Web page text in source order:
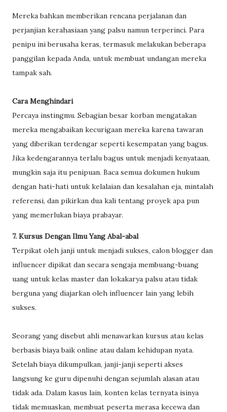
Mereka bahkan memberikan rencana perjalanan dan
perjanjian kerahasiaan yang palsu namun terperinci. Para
penipu ini berusaha keras, termasuk melakukan beberapa
panggilan kepada Anda, untuk membuat undangan mereka
tampak sah.
Cara Menghindari
Percaya instingmu. Sebagian besar korban mengatakan
mereka mengabaikan kecurigaan mereka karena tawaran
yang diberikan terdengar seperti kesempatan yang bagus.
Jika kedengarannya terlalu bagus untuk menjadi kenyataan,
mungkin saja itu penipuan. Baca semua dokumen hukum
dengan hati-hati untuk kelalaian dan kesalahan eja, mintalah
referensi, dan pikirkan dua kali tentang proyek apa pun
yang memerlukan biaya prabayar.
7. Kursus Dengan Ilmu Yang Abal-abal
Terpikat oleh janji untuk menjadi sukses, calon blogger dan
influencer dipikat dan secara sengaja membuang-buang
uang untuk kelas master dan lokakarya palsu atau tidak
berguna yang diajarkan oleh influencer lain yang lebih
sukses.
Seorang yang disebut ahli menawarkan kursus atau kelas
berbasis biaya baik online atau dalam kehidupan nyata.
Setelah biaya dikumpulkan, janji-janji seperti akses
langsung ke guru dipenuhi dengan sejumlah alasan atau
tidak ada. Dalam kasus lain, konten kelas ternyata isinya
tidak memuaskan, membuat peserta merasa kecewa dan